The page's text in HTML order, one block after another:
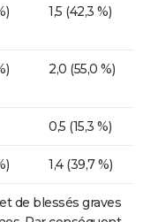
1,5 (42,3 %)
2,0 (55,0 %)
0,5 (15,3 %)
1,4 (39,7 %)
de blessés graves